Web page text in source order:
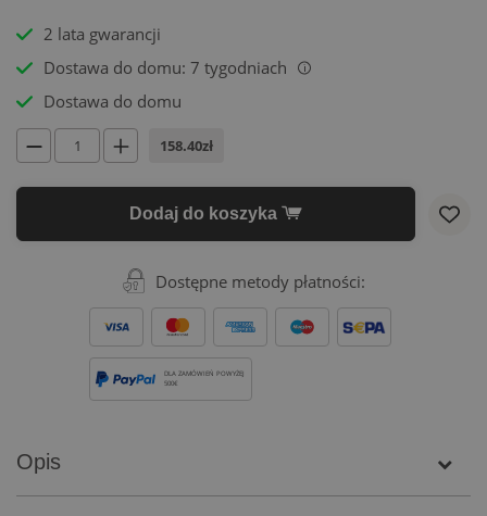
2 lata gwarancji
Dostawa do domu: 7 tygodniach
i
Dostawa do domu
158.40zł
Dodaj do koszyka
Dostępne metody płatności:
DLA ZAMÓWIEŃ POWYŻEJ
500€
Opis